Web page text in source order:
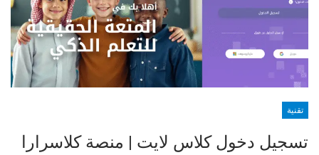
تقنية
تسجيل دخول كلاس لايت | منصة كلاسرارا